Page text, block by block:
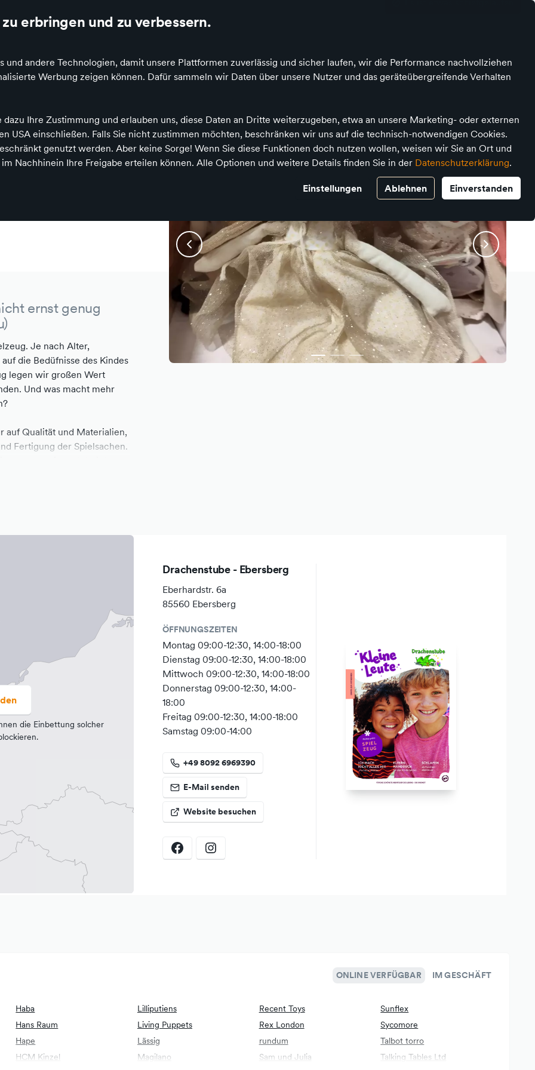
erbringen und zu verbessern.
andere Technologien, damit unsere Plattformen zuverlässig und sicher laufen, wir die Performance nachvollziehen
Werbung zeigen können. Dafür sammeln wir Daten über unsere Nutzer und das geräteübergreifende Verhalten
Ihre Zustimmung und erlauben uns, diese Daten an Dritte weiterzugeben, etwa an unsere Marketing- oder externen
USA einschließen. Falls Sie nicht zustimmen möchten, beschränken wir uns auf die technisch-notwendigen Cookies.
genutzt werden. Aber keine Sorge! Wenn Sie diese Funktionen doch nutzen wollen, weisen wir Sie an Ort und
Nachhinein Ihre Freigabe erteilen können. Alle Optionen und weitere Details finden Sie in der Datenschutzerklärung.
Einstellungen Ablehnen Einverstanden
Puzzle Baby & Kleinkind Unsere Händler
ernst genug
Je nach Alter,
die Bedüfnisse des Kindes
legen wir großen Wert
Und was macht mehr
auf Qualität und Materialien,
Fertigung der Spielsachen.
Zertifikat (= Global Organic
Ökonomie und etwas
sich bilanzieren hat
Solidarität &
und Mitentscheidung
der vereinten Nationen.
auch als Team respektvoll
sogenannten Balkon-PV-
Stromproduzenten. Für
und
wird klimaneutral mit
vorrangig zu Fuß oder
das natürlich sehr. Leider
Aber die Autoparkplätze
benutzt werden.
des freien
gibt es natürlich auch
die Einbettung solcher
Drachenstube - Ebersberg
Eberhardstr. 6a
85560 Ebersberg
ÖFFNUNGSZEITEN
Montag 09:00-12:30, 14:00-18:00
Dienstag 09:00-12:30, 14:00-18:00
Mittwoch 09:00-12:30, 14:00-18:00
Donnerstag 09:00-12:30, 14:00-
18:00
Freitag 09:00-12:30, 14:00-18:00
Samstag 09:00-14:00
+49 8092 6969390
E-Mail senden
Website besuchen
ONLINE VERFÜGBAR IM GESCHÄFT
Haba
Hans Raum
Hape
HCM Kinzel
Lilliputiens
Living Puppets
Lässig
Magilano
Recent Toys
Rex London
rundum
Sam und Julia
Sunflex
Sycomore
Talbot torro
Talking Tables Ltd